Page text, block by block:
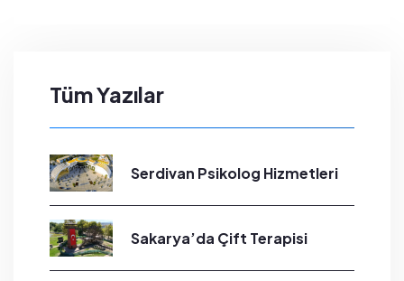
Tüm Yazılar
Serdivan Psikolog Hizmetleri
Sakarya’da Çift Terapisi